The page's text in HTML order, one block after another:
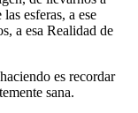
esferas, a ese
a esa Realidad de
es recordar
sana.